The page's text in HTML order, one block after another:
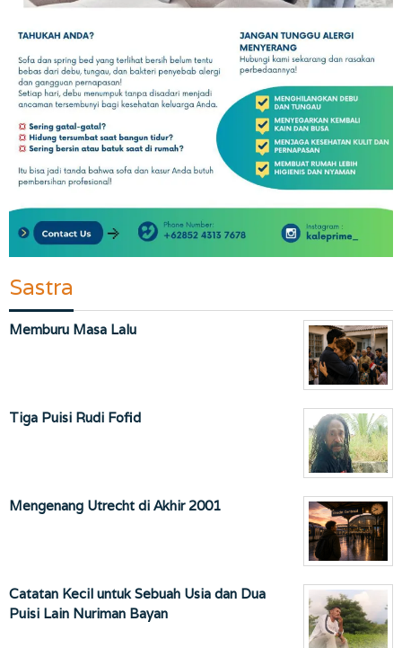
Sastra
Memburu Masa Lalu
Tiga Puisi Rudi Fofid
Mengenang Utrecht di Akhir 2001
Catatan Kecil untuk Sebuah Usia dan Dua
Puisi Lain Nuriman Bayan